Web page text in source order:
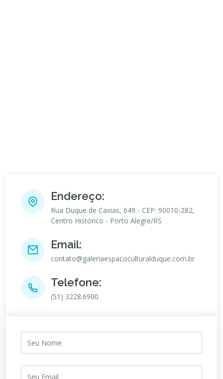
Endereço:
Rua Duque de Caxias, 649 - CEP: 90010-282,
Centro Histórico - Porto Alegre/RS
Email:
contato@galeriaespacoculturalduque.com.br
Telefone:
(51) 3228.6900